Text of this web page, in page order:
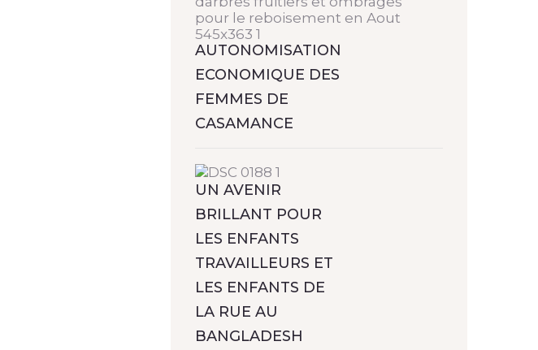
AUTONOMISATION
ECONOMIQUE DES
FEMMES DE
CASAMANCE
UN AVENIR
BRILLANT POUR
LES ENFANTS
TRAVAILLEURS ET
LES ENFANTS DE
LA RUE AU
BANGLADESH